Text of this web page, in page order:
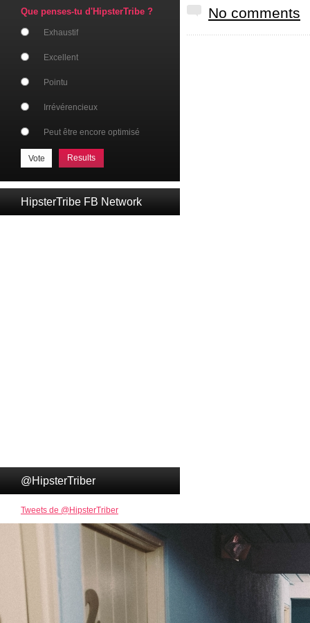
Que penses-tu d'HipsterTribe ?
Exhaustif
Excellent
Pointu
Irrévérencieux
Peut être encore optimisé
Results
HipsterTribe FB Network
@HipsterTriber
Tweets de @HipsterTriber
No comments